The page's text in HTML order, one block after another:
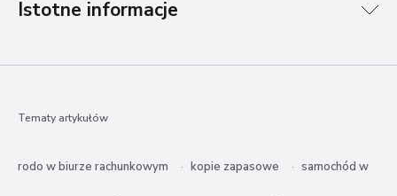
Istotne informacje
Tematy artykułów
rodo w biurze rachunkowym kopie zapasowe samochód w